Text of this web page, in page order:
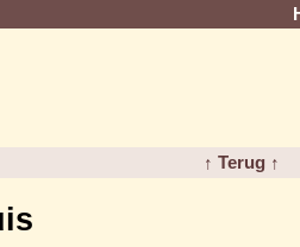
↑ Terug ↑